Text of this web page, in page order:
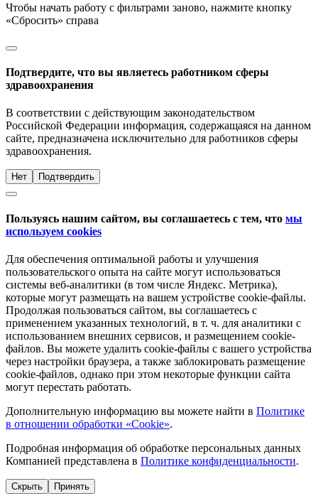
Чтобы начать работу с фильтрами заново, нажмите кнопку
«Сбросить» справа
Подтвердите, что вы являетесь работником сферы
здравоохранения
В соответствии с действующим законодательством
Российской Федерации информация, содержащаяся на данном
сайте, предназначена исключительно для работников сферы
здравоохранения.
Нет Подтвердить
Пользуясь нашим сайтом, вы соглашаетесь с тем, что мы
используем cookies
Для обеспечения оптимальной работы и улучшения
пользовательского опыта на сайте могут использоваться
системы веб-аналитики (в том числе Яндекс. Метрика),
которые могут размещать на вашем устройстве cookie-файлы.
Продолжая пользоваться сайтом, вы соглашаетесь с
применением указанных технологий, в т. ч. для аналитики с
использованием внешних сервисов, и размещением cookie-
файлов. Вы можете удалить cookie-файлы с вашего устройства
через настройки браузера, а также заблокировать размещение
cookie-файлов, однако при этом некоторые функции сайта
могут перестать работать.
Дополнительную информацию вы можете найти в Политике
в отношении обработки «Cookie».
Подробная информация об обработке персональных данных
Компанией представлена в Политике конфиденциальности.
Скрыть Принять